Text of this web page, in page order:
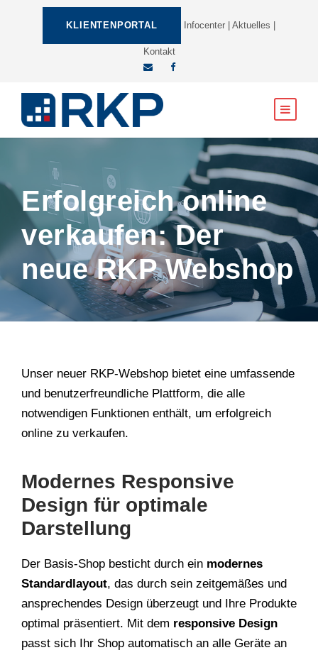
KLIENTENPORTAL Infocenter| Aktuelles
Kontakt
Erfolgreich online
verkaufen: Der
neue RKP Webshop
Unser neuer RKP-Webshop bietet eine umfassende
und benutzerfreundliche Plattform, die alle
notwendigen Funktionen enthält, um erfolgreich
online zu verkaufen.
Modernes Responsive
Design für optimale
Darstellung
Der Basis-Shop besticht durch ein modernes
Standardlayout, das durch sein zeitgemäßes und
ansprechendes Design überzeugt und Ihre Produkte
optimal präsentiert. Mit dem responsive Design
passt sich Ihr Shop automatisch an alle Geräte an